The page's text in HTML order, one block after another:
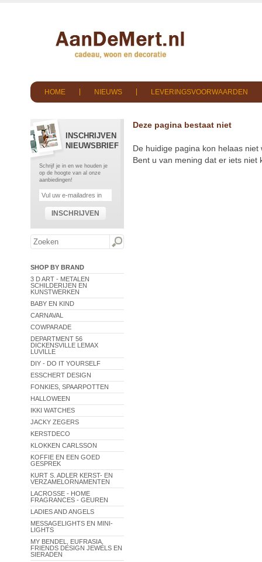
HOME NIEUWS LEVERINGSVOORWAARDEN
INSCHRIJVEN
NIEUWSBRIEF
Schrijf je in en we houden je
op de hoogte van al onze
aanbiedingen!
INSCHRIJVEN
SHOP BY BRAND
3 D ART - METALEN
SCHILDERIJEN EN
KUNSTWERKEN
BABY EN KIND
CARNAVAL
COWPARADE
DEPARTMENT 56
DICKENSVILLE LEMAX
LUVILLE
DIY - DO IT YOURSELF
ESSCHERT DESIGN
FONKIES, SPAARPOTTEN
HALLOWEEN
IKKI WATCHES
JACKY ZEGERS
KERSTDECO
KLOKKEN CARLSSON
KOFFIE EN EEN GOED
GESPREK
KURT S. ADLER KERST- EN
VERZAMELORNAMENTEN
LACROSSE - HOME
FRAGRANCES - GEUREN
LADIES AND ANGELS
MESSAGELIGHTS EN MINI-
LIGHTS
MY BENDEL, EUFRASIA,
FRIENDS DESIGN JEWELS EN
SIERADEN
Deze pagina bestaat niet
De huidige pagina kon helaas
Bent u van mening dat er iets